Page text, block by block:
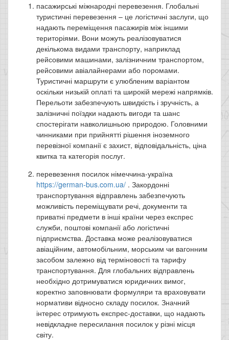
пасажирські міжнародні перевезення. Глобальні
туристичні перевезення – це логістичні заслуги, що
надають переміщення пасажирів між іншими
територіями. Вони можуть реалізовуватися
декількома видами транспорту, наприклад
рейсовими машинами, залізничним транспортом,
рейсовими авіалайнерами або поромами.
Туристичні маршрути є улюбленим варіантом
оскільки низькій оплаті та широкій мережі напрямків.
Перельоти забезпечують швидкість і зручність, а
залізничні поїздки надають вигоди та шанс
спостерігати навколишньою природою. Головними
чинниками при прийнятті рішення іноземного
перевізної компанії є захист, відповідальність, ціна
квитка та категорія послуг.
перевезення посилок німеччина-україна
https://german-bus.com.ua/ . Закордонні
транспортування відправлень забезпечують
можливість переміщувати речі, документи та
приватні предмети в інші країни через експрес
служби, поштові компанії або логістичні
підприємства. Доставка може реалізовуватися
авіаційним, автомобільним, морським чи вагонним
засобом залежно від терміновості та тарифу
транспортування. Для глобальних відправлень
необхідно дотримуватися юридичних вимог,
коректно заповнювати формуляри та враховувати
нормативи відносно складу посилок. Значний
інтерес отримують експрес-доставки, що надають
невідкладне пересилання посилок у різні місця
світу.